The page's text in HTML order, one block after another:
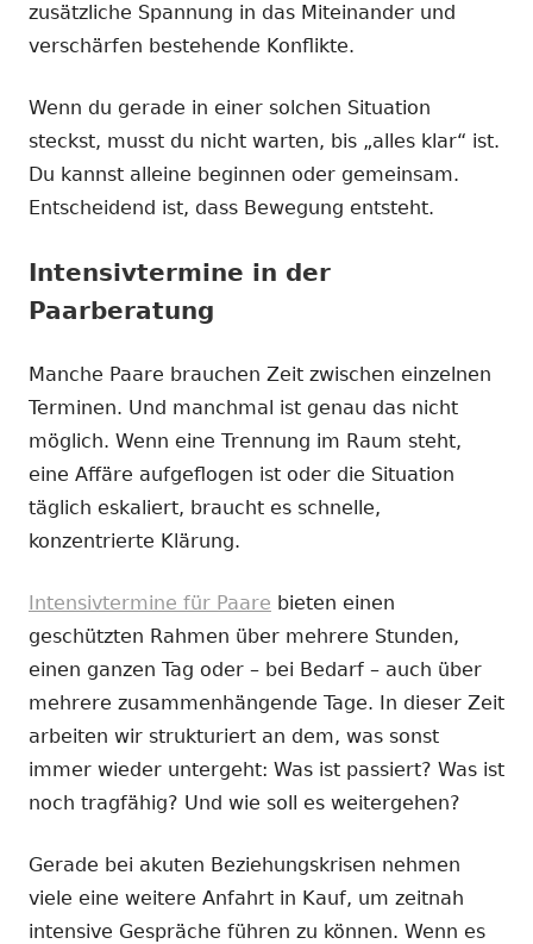
zusätzliche Spannung in das Miteinander und
verschärfen bestehende Konflikte.
Wenn du gerade in einer solchen Situation
steckst, musst du nicht warten, bis „alles klar“ ist.
Du kannst alleine beginnen oder gemeinsam.
Entscheidend ist, dass Bewegung entsteht.
Intensivtermine in der
Paarberatung
Manche Paare brauchen Zeit zwischen einzelnen
Terminen. Und manchmal ist genau das nicht
möglich. Wenn eine Trennung im Raum steht,
eine Affäre aufgeflogen ist oder die Situation
täglich eskaliert, braucht es schnelle,
konzentrierte Klärung.
Intensivtermine für Paare bieten einen
geschützten Rahmen über mehrere Stunden,
einen ganzen Tag oder – bei Bedarf – auch über
mehrere zusammenhängende Tage. In dieser Zeit
arbeiten wir strukturiert an dem, was sonst
immer wieder untergeht: Was ist passiert? Was ist
noch tragfähig? Und wie soll es weitergehen?
Gerade bei akuten Beziehungskrisen nehmen
viele eine weitere Anfahrt in Kauf, um zeitnah
intensive Gespräche führen zu können. Wenn es